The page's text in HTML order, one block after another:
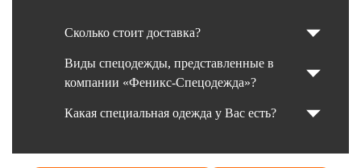
Сколько стоит доставка?
Виды спецодежды, представленные в
компании «Феникс-Спецодежда»?
Какая специальная одежда у Вас есть?